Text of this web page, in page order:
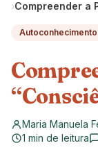
›Compreender a
Autoconhecimento
Maria Manuela
1 min de leitura